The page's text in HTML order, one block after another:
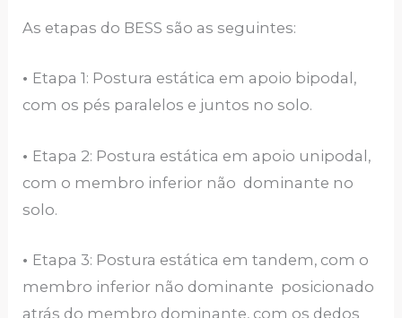
As etapas do BESS são as seguintes:
• Etapa 1: Postura estática em apoio bipodal,
com os pés paralelos e juntos no solo.
• Etapa 2: Postura estática em apoio unipodal,
com o membro inferior não dominante no
solo.
• Etapa 3: Postura estática em tandem, com o
membro inferior não dominante posicionado
atrás do membro dominante, com os dedos